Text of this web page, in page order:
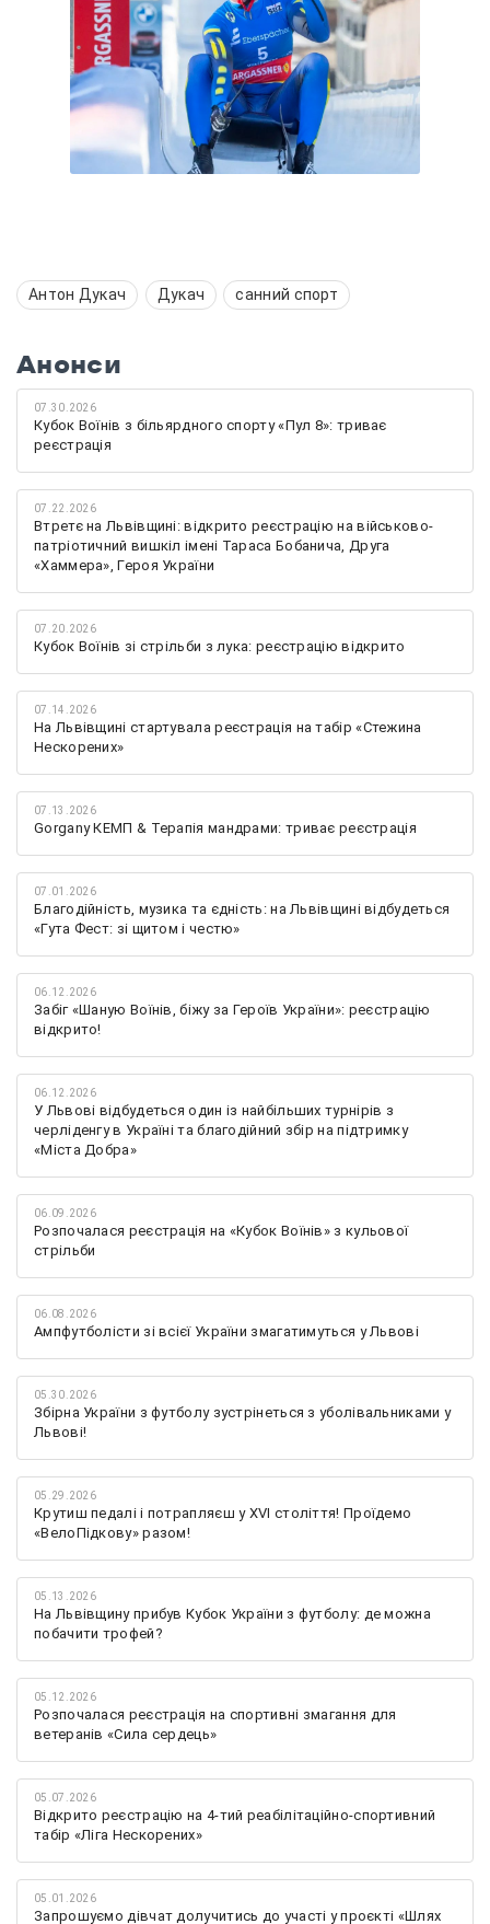
Антон Дукач Дукач санний спорт
Анонси
07.30.2026
Кубок Воїнів з більярдного спорту «Пул 8»: триває
реєстрація
07.22.2026
Втретє на Львівщині: відкрито реєстрацію на військово-
патріотичний вишкіл імені Тараса Бобанича, Друга
«Хаммера», Героя України
07.20.2026
Кубок Воїнів зі стрільби з лука: реєстрацію відкрито
07.14.2026
На Львівщині стартувала реєстрація на табір «Стежина
Нескорених»
07.13.2026
Gorgany КЕМП & Терапія мандрами: триває реєстрація
07.01.2026
Благодійність, музика та єдність: на Львівщині відбудеться
«Гута Фест: зі щитом і честю»
06.12.2026
Забіг «Шаную Воїнів, біжу за Героїв України»: реєстрацію
відкрито!
06.12.2026
У Львові відбудеться один із найбільших турнірів з
черліденгу в Україні та благодійний збір на підтримку
«Міста Добра»
06.09.2026
Розпочалася реєстрація на «Кубок Воїнів» з кульової
стрільби
06.08.2026
Ампфутболісти зі всієї України змагатимуться у Львові
05.30.2026
Збірна України з футболу зустрінеться з уболівальниками у
Львові!
05.29.2026
Крутиш педалі і потрапляєш у XVI століття! Проїдемо
«ВелоПідкову» разом!
05.13.2026
На Львівщину прибув Кубок України з футболу: де можна
побачити трофей?
05.12.2026
Розпочалася реєстрація на спортивні змагання для
ветеранів «Сила сердець»
05.07.2026
Відкрито реєстрацію на 4-тий реабілітаційно-спортивний
табір «Ліга Нескорених»
05.01.2026
Запрошуємо дівчат долучитись до участі у проєкті «Шлях